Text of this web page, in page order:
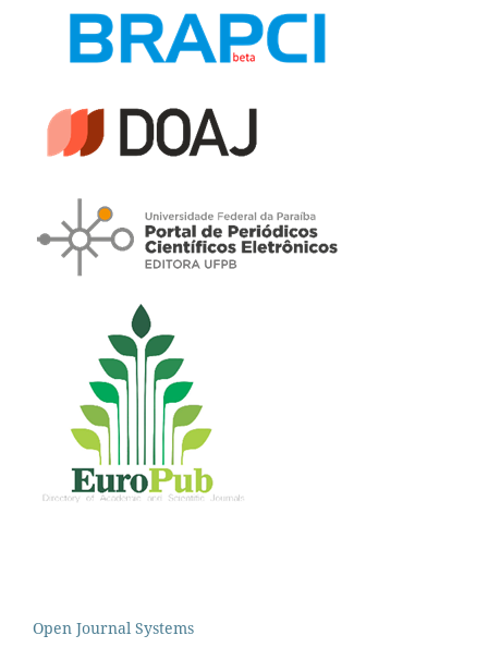
Open Journal Systems